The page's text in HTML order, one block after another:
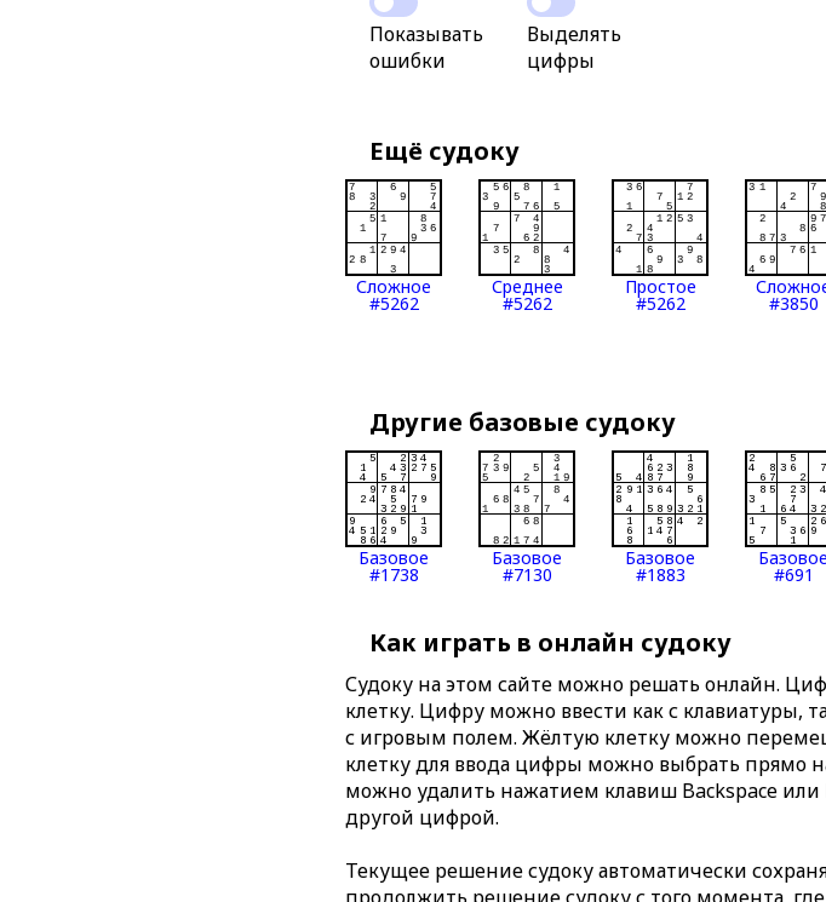
Показывать
ошибки
Выделять
цифры
Ещё судоку
Сложное
#5262
Среднее
#5262
Простое
#5262 #3850
Другие базовые судоку
Базовое
#1738
Базовое
#7130
Базовое
#1883
Базовое
#691
Как играть в онлайн судоку
Судоку на этом сайте можно решать онлайн.
клетку. Цифру можно ввести как с клавиатуры,
с игровым полем. Жёлтую клетку можно
клетку для ввода цифры можно выбрать прямо
можно удалить нажатием клавиш Backspace
другой цифрой.
Текущее решение судоку автоматически